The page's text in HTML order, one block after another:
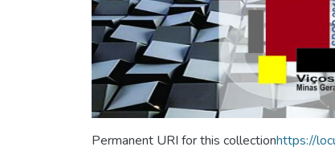
Permanent URI for this collectionhttps://